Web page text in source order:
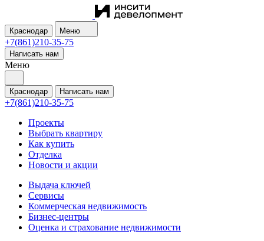
Краснодар Меню
+7(861)210-35-75
Написать нам
Меню
Краснодар Написать нам
+7(861)210-35-75
Проекты
Выбрать квартиру
Как купить
Отделка
Новости и акции
Выдача ключей
Сервисы
Коммерческая недвижимость
Бизнес-центры
Оценка и страхование недвижимости